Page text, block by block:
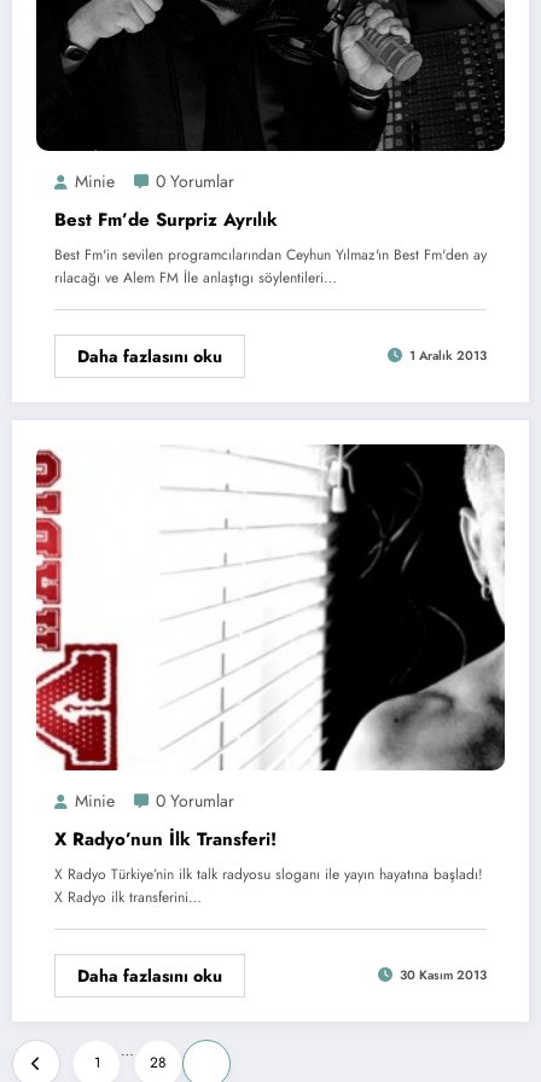
Minie 0 Yorumlar
Best Fm’de Surpriz Ayrılık
Best Fm'in sevilen programcılarından Ceyhun Yılmaz'ın Best Fm'den ay
rılacağı ve Alem FM İle anlaştıgı söylentileri…
Daha fazlasını oku 1 Aralık 2013
Minie 0 Yorumlar
X Radyo’nun İlk Transferi!
X Radyo Türkiye’nin ilk talk radyosu sloganı ile yayın hayatına başladı!
X Radyo ilk transferini…
Daha fazlasını oku 30 Kasım 2013
Yazı
1
…
28